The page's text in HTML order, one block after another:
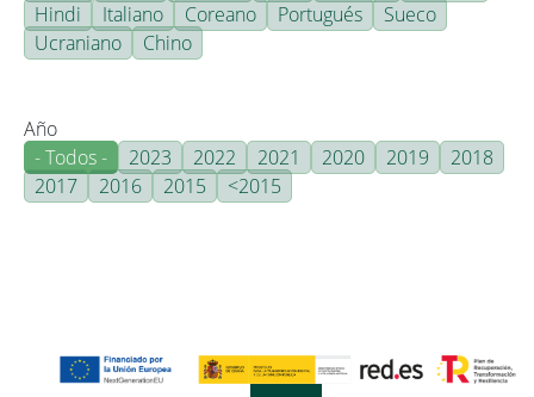
Hindi
Italiano Coreano Portugués
Sueco
Ucraniano
Chino
Año
- Todos -
2023 2022 2021 2020 2019
2018
2017
2016 2015 <2015